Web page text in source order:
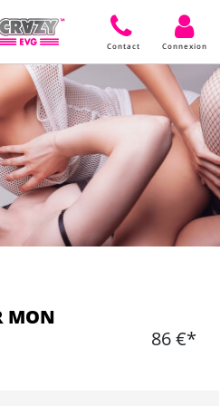
Contact Connexion
MON
86 €*